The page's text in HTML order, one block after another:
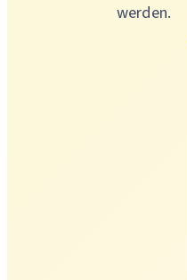
werden.